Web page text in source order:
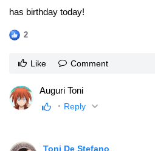
has birthday today!
2
Like Comment
Auguri Toni
Reply
Toni De Stefano